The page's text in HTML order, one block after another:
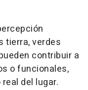
tierra, verdes
contribuir a
o funcionales,
del lugar.